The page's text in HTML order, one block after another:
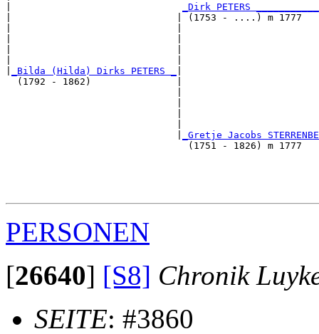
_Dirk PETERS
|                             | (1753 - ....) m 1777
_Bilda (Hilda) Dirks PETERS _
  (1792 - 1862)               |
_Gretje Jacobs
(1751 - 1826) m 1777
PERSONEN
[26640] [S8] Chronik
SEITE: #3860